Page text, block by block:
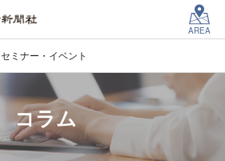
AREA
セミナー・イベント
コラム